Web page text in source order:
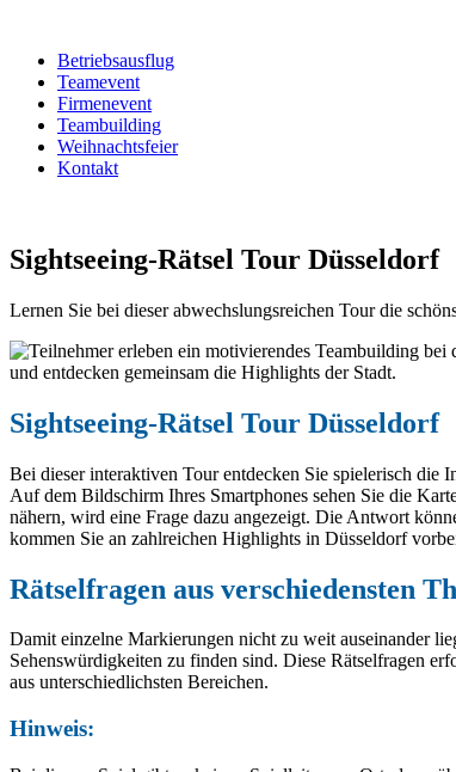
Betriebsausflug
Teamevent
Firmenevent
Teambuilding
Weihnachtsfeier
Kontakt
Sightseeing-Rätsel Tour Düsseldorf
Lernen Sie bei dieser abwechslungsreichen Tour die
Sightseeing-Rätsel Tour Düsseldorf
Bei dieser interaktiven Tour entdecken Sie spielerisch die
Auf dem Bildschirm Ihres Smartphones sehen Sie die
nähern, wird eine Frage dazu angezeigt. Die Antwort
kommen Sie an zahlreichen Highlights in Düsseldorf
Rätselfragen aus verschiedensten
Damit einzelne Markierungen nicht zu weit auseinander
Sehenswürdigkeiten zu finden sind. Diese Rätselfragen
aus unterschiedlichsten Bereichen.
Hinweis: